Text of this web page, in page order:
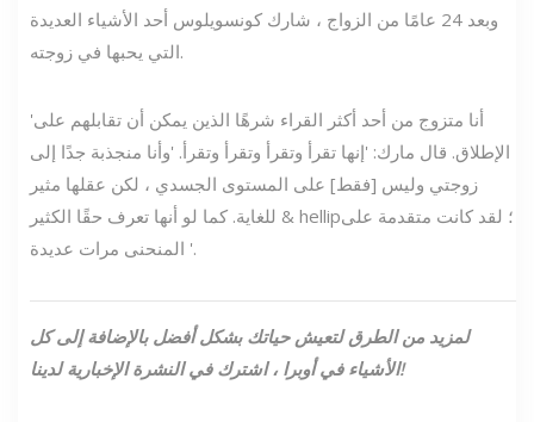
وبعد 24 عامًا من الزواج ، شارك كونسويلوس أحد الأشياء العديدة
التي يحبها في زوجته.
'أنا متزوج من أحد أكثر القراء شرهًا الذين يمكن أن تقابلهم على
الإطلاق. قال مارك: 'إنها تقرأ وتقرأ وتقرأ وتقرأ. 'وأنا منجذبة جدًا إلى
زوجتي وليس [فقط] على المستوى الجسدي ، لكن عقلها مثير
للغاية. كما لو أنها تعرف حقًا الكثير & hellip؛ لقد كانت متقدمة على
المنحنى مرات عديدة '.
لمزيد من الطرق لتعيش حياتك بشكل أفضل بالإضافة إلى كل
الأشياء في أوبرا ، اشترك في النشرة الإخبارية لدينا!